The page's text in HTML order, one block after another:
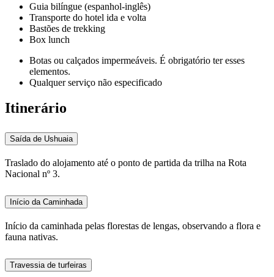
Guia bilíngue (espanhol-inglês)
Transporte do hotel ida e volta
Bastões de trekking
Box lunch
Botas ou calçados impermeáveis. É obrigatório ter esses
elementos.
Qualquer serviço não especificado
Itinerário
Saída de Ushuaia
Traslado do alojamento até o ponto de partida da trilha na Rota
Nacional nº 3.
Início da Caminhada
Início da caminhada pelas florestas de lengas, observando a flora e
fauna nativas.
Travessia de turfeiras